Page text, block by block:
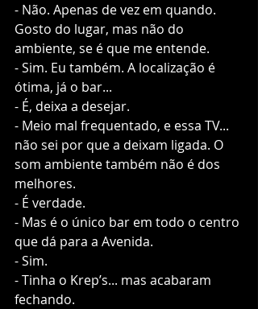
- Não. Apenas de vez em quando.
Gosto do lugar, mas não do
ambiente, se é que me entende.
- Sim. Eu também. A localização é
ótima, já o bar...
- É, deixa a desejar.
- Meio mal frequentado, e essa TV...
não sei por que a deixam ligada. O
som ambiente também não é dos
melhores.
- É verdade.
- Mas é o único bar em todo o centro
que dá para a Avenida.
- Sim.
- Tinha o Krep’s... mas acabaram
fechando.